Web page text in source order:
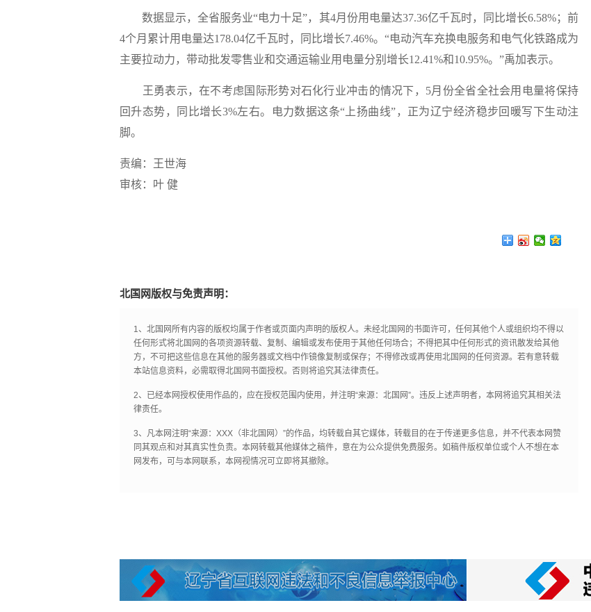
数据显示，全省服务业“电力十足”，其4月份用电量达37.36亿千瓦时，同比增长6.58%；前
4个月累计用电量达178.04亿千瓦时，同比增长7.46%。“电动汽车充换电服务和电气化铁路成为
主要拉动力，带动批发零售业和交通运输业用电量分别增长12.41%和10.95%。”禹加表示。
王勇表示，在不考虑国际形势对石化行业冲击的情况下，5月份全省全社会用电量将保持
回升态势，同比增长3%左右。电力数据这条“上扬曲线”，正为辽宁经济稳步回暖写下生动注
脚。
责编：王世海
审核：叶 健
北国网版权与免责声明：
1、北国网所有内容的版权均属于作者或页面内声明的版权人。未经北国网的书面许可，任何其他个人或组织均不得以
任何形式将北国网的各项资源转载、复制、编辑或发布使用于其他任何场合；不得把其中任何形式的资讯散发给其他
方，不可把这些信息在其他的服务器或文档中作镜像复制或保存；不得修改或再使用北国网的任何资源。若有意转载
本站信息资料，必需取得北国网书面授权。否则将追究其法律责任。
2、已经本网授权使用作品的，应在授权范围内使用，并注明“来源：北国网”。违反上述声明者，本网将追究其相关法
律责任。
3、凡本网注明“来源：XXX（非北国网）”的作品，均转载自其它媒体，转载目的在于传递更多信息，并不代表本网赞
同其观点和对其真实性负责。本网转载其他媒体之稿件，意在为公众提供免费服务。如稿件版权单位或个人不想在本
网发布，可与本网联系，本网视情况可立即将其撤除。